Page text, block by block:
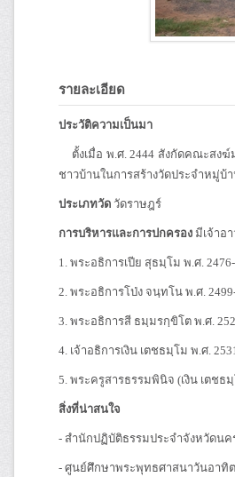
รายละเอียด
ประวัติความเป็นมา
ตั้งเมื่อ พ.ศ. 2444 สังกัดคณะสงฆ์
ชาวบ้านในการสร้างวัดประจำหมู่บ้
ประเภทวัด วัดราษฎร์
การบริหารและการปกครอง มีเจ้าอ
1. พระอธิการเปีย สุธมฺโม พ.ศ.
2. พระอธิการโป่ง จนฺทโน พ.ศ.
3. พระอธิการสี ธมฺมรกฺขิโต พ.ศ.
4. เจ้าอธิการเงิน เตชธมฺโม พ.ศ.
5. พระครูสารธรรมพินิจ (เงิน เตชธ
สิ่งที่น่าสนใจ
- สำนักปฏิบัติธรรมประจำจังหวัดนค
- ศูนย์ศึกษาพระพุทธศาสนาวันอาทิ